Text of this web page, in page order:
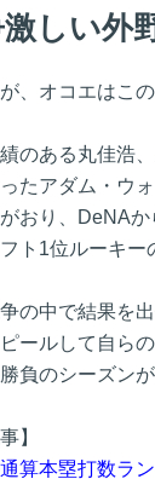
しい外
、オコエはこ
のある丸佳浩
たアダム・ウ
おり、DeNA
ト1位ルーキー
の中で結果を
ールして自ら
負のシーズン
】
算本塁打数ラ